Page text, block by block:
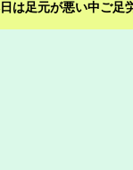
足元が悪い中ご足